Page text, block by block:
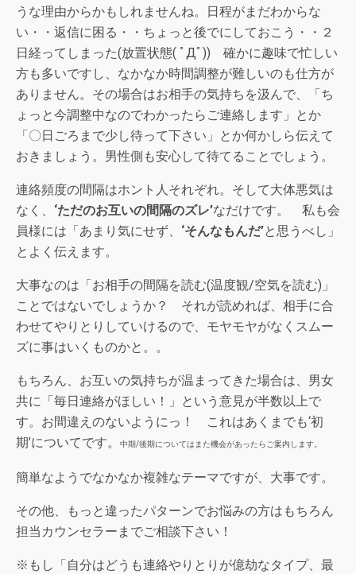
うな理由からかもしれませんね。日程がまだわからな
い・・返信に困る・・ちょっと後でにしておこう・・２
日経ってしまった(放置状態( ﾟДﾟ)) 確かに趣味で忙しい
方も多いですし、なかなか時間調整が難しいのも仕方が
ありません。その場合はお相手の気持ちを汲んで、「ち
ょっと今調整中なのでわかったらご連絡します」とか
「〇日ごろまで少し待って下さい」とか何かしら伝えて
おきましょう。男性側も安心して待てることでしょう。
連絡頻度の間隔はホント人それぞれ。そして大体悪気は
なく、 ‘ただのお互いの間隔のズレ’なだけです。 私も会
員様には「あまり気にせず、 ‘そんなもんだ’と思うべし」
とよく伝えます。
大事なのは「お相手の間隔を読む(温度観/空気を読む)」
ことではないでしょうか？ それが読めれば、相手に合
わせてやりとりしていけるので、モヤモヤがなくスムー
ズに事はいくものかと。。
もちろん、お互いの気持ちが温まってきた場合は、男女
共に「毎日連絡がほしい！」という意見が半数以上で
す。お間違えのないようにっ！ これはあくまでも‘初
期’についてです。
中期/後期についてはまた機会があったらご案内します。
簡単なようでなかなか複雑なテーマですが、大事です。
その他、もっと違ったパターンでお悩みの方はもちろん
担当カウンセラーまでご相談下さい！
※もし「自分はどうも連絡やりとりが億劫なタイプ、最